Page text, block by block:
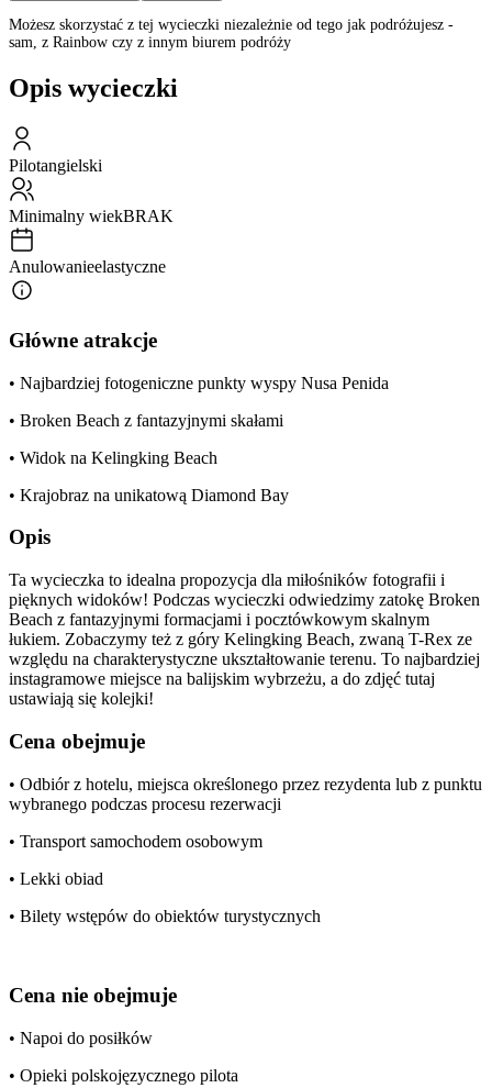
Możesz skorzystać z tej wycieczki niezależnie od tego jak podróżujesz -
sam, z Rainbow czy z innym biurem podróży
Opis wycieczki
Pilotangielski
Minimalny wiekBRAK
Anulowanieelastyczne
Główne atrakcje
• Najbardziej fotogeniczne punkty wyspy Nusa Penida
• Broken Beach z fantazyjnymi skałami
• Widok na Kelingking Beach
• Krajobraz na unikatową Diamond Bay
Opis
Ta wycieczka to idealna propozycja dla miłośników fotografii i
pięknych widoków! Podczas wycieczki odwiedzimy zatokę Broken
Beach z fantazyjnymi formacjami i pocztówkowym skalnym
łukiem. Zobaczymy też z góry Kelingking Beach, zwaną T-Rex ze
względu na charakterystyczne ukształtowanie terenu. To najbardziej
instagramowe miejsce na balijskim wybrzeżu, a do zdjęć tutaj
ustawiają się kolejki!
Cena obejmuje
• Odbiór z hotelu, miejsca określonego przez rezydenta lub z punktu
wybranego podczas procesu rezerwacji
• Transport samochodem osobowym
• Lekki obiad
• Bilety wstępów do obiektów turystycznych
Cena nie obejmuje
• Napoi do posiłków
• Opieki polskojęzycznego pilota